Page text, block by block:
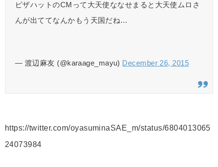
ピザハットのCMって大天使ななせまると大天使ムロさ
んが出ててなんかもう天国だね…
— 渡辺麻友 (@karaage_mayu) December 26, 2015
https://twitter.com/oyasuminaSAE_m/status/6804013065
24073984